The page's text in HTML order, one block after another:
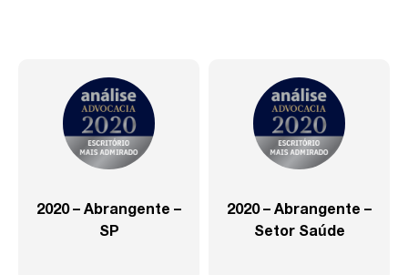
2020 – Abrangente –
SP
2020 – Abrangente –
Setor Saúde